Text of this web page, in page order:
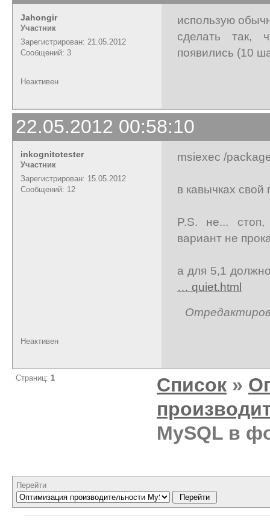
Jahongir
Участник
Зарегистрирован: 21.05.2012
Сообщений: 3
использую
сделать так,
появились (10
Неактивен
22.05.2012 00:58:10
inkognitotester
Участник
Зарегистрирован: 15.05.2012
Сообщений: 12
msiexec /
в кавычках свой
P.S. не... стоп,
вариант не
а для 5,1
… quiet.html
Неактивен
Страниц: 1 Список »
MySQL в
Перейти